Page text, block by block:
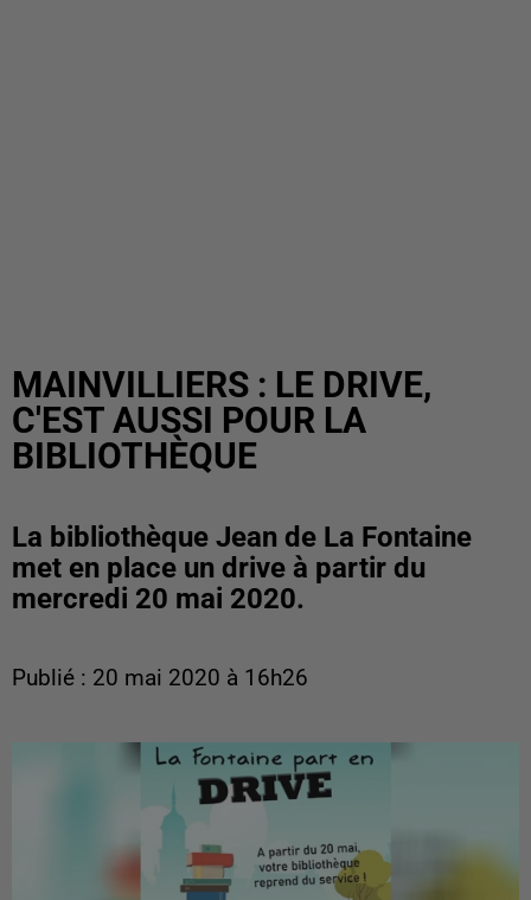
MAINVILLIERS : LE DRIVE,
C'EST AUSSI POUR LA
BIBLIOTHÈQUE
La bibliothèque Jean de La Fontaine
met en place un drive à partir du
mercredi 20 mai 2020.
Publié : 20 mai 2020 à 16h26